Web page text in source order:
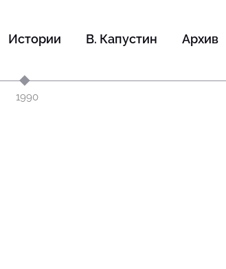
Истории В. Капустин Архив
1990